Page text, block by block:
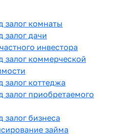
залог комнаты
залог дачи
инвестора
залог коммерческой
залог коттеджа
залог приобретаемого
залог бизнеса
займа